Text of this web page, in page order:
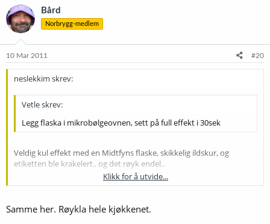
Bård
Norbrygg-medlem
10 Mar 2011 #20
neslekkim skrev:
Vetle skrev:
Legg flaska i mikrobølgeovnen, sett på full effekt i 30sek
Veldig kul effekt med en Midtfyns flaske, skikkelig ildskur, og
etiketten ble krakelert.. og det røyk endel..
Steker flaskene istedet nå..
Klikk for å utvide...
Samme her. Røykla hele kjøkkenet.